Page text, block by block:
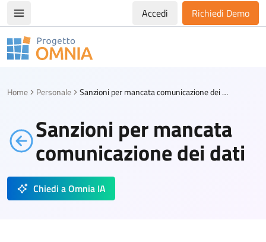
Apri/chiudi menù di navigazioneAccedi Richiedi Demo
Progetto Omnia
Home Personale Sanzioni per mancata comunicazione dei dati
Sanzioni per mancata
comunicazione dei dati
Chiedi a Omnia IA